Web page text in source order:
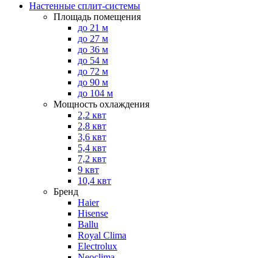
Настенные сплит-системы
Площадь помещения
до 21 м
до 27 м
до 36 м
до 54 м
до 72 м
до 90 м
до 104 м
Мощность охлаждения
2,2 квт
2,8 квт
3,6 квт
5,4 квт
7,2 квт
9 квт
10,4 квт
Бренд
Haier
Hisense
Ballu
Royal Clima
Electrolux